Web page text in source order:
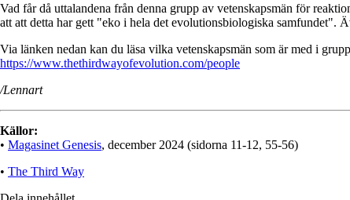
Vad får då uttalandena från denna grupp av vetenskapsmän för
att att detta har gett "eko i hela det evolutionsbiologiska samfundet".
Via länken nedan kan du läsa vilka vetenskapsmän som är med i
https://www.thethirdwayofevolution.com/people
/Lennart
Källor:
• Magasinet Genesis, december 2024 (sidorna 11-12, 55-56)
• The Third Way